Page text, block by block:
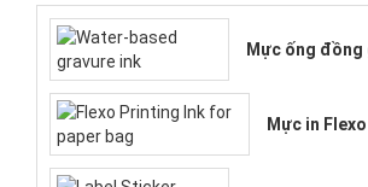
Mực ống
Mực in